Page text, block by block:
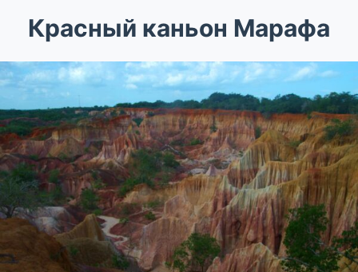
Красный каньон Марафа